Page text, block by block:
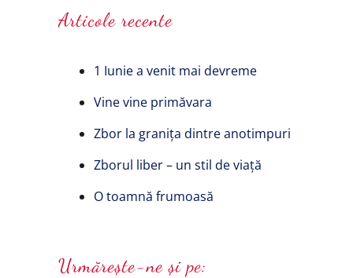
Articole recente
1 Iunie a venit mai devreme
Vine vine primăvara
Zbor la granița dintre anotimpuri
Zborul liber – un stil de viață
O toamnă frumoasă
Urmărește-ne și pe: